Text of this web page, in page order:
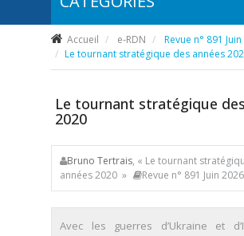
Accueil e-RDN
Revue n° 891
Le tournant stratégique des années
Le tournant stratégique
2020
Bruno Tertrais, « Le tournant
années 2020 »
Revue n° 891 Juin 2026
Avec les guerres d’Ukraine et